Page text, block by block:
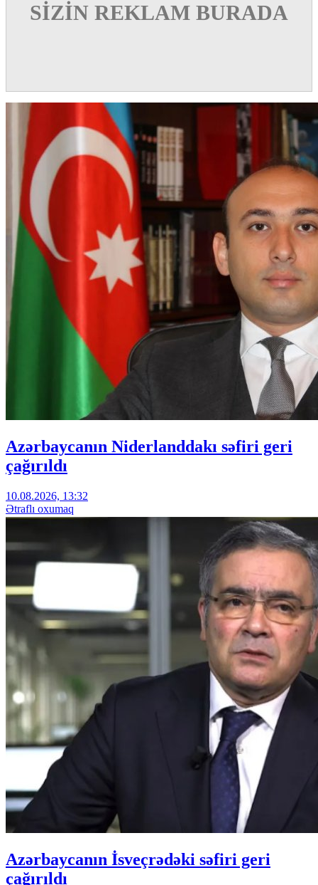
SİZİN REKLAM BURADA
Azərbaycanın Niderlanddakı səfiri geri
çağırıldı
10.08.2026, 13:32
Ətraflı oxumaq
Azərbaycanın İsveçrədəki səfiri geri
çağırıldı